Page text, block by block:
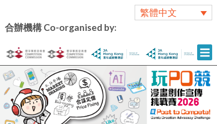
合辦機構 Co-organised by:
繁體中文